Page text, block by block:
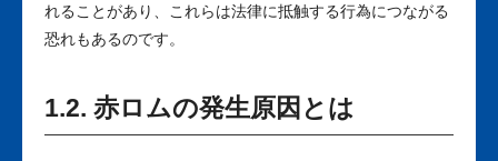
れることがあり、これらは法律に抵触する行為につながる
恐れもあるのです。
1.2. 赤ロムの発生原因とは